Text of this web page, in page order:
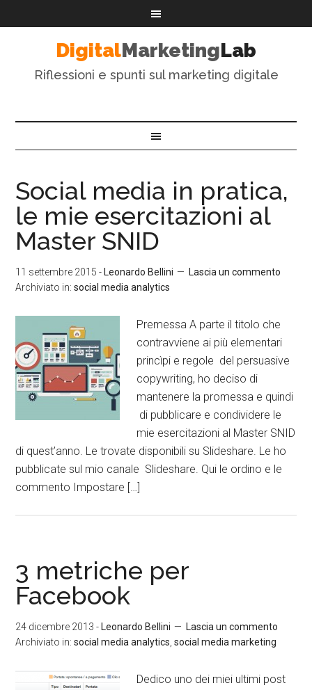
DigitalMarketingLab
Riflessioni e spunti sul marketing digitale
Social media in pratica,
le mie esercitazioni al
Master SNID
11 settembre 2015 - Leonardo Bellini
Lascia un commento
Archiviato in:social media analytics
Premessa A parte il titolo che
contravviene ai più elementari
princìpi e regole del persuasive
copywriting, ho deciso di
mantenere la promessa e quindi
di pubblicare e condividere le
mie esercitazioni al Master SNID
di quest’anno. Le trovate disponibili su Slideshare. Le ho
pubblicate sul mio canale Slideshare. Qui le ordino e le
commento Impostare […]
3 metriche per
Facebook
24 dicembre 2013 - Leonardo Bellini
Lascia un commento
Archiviato in:social media analytics ,social media marketing
Dedico uno dei miei ultimi post